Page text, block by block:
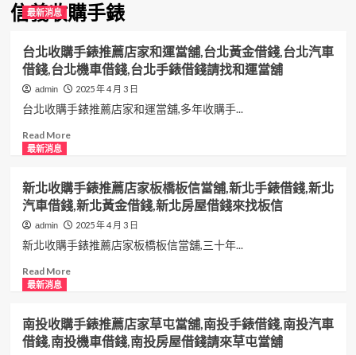
信義收購手錶
最新消息
台北收購手錶推薦店家和運當舖,台北黃金借錢,台北汽車
借錢,台北機車借錢,台北手錶借錢請找和運當舖
admin 2025 年 4 月 3 日
台北收購手錶推薦店家和運當舖,多年收購手...
Read MoreRead
台
北
收
購
手
錶
推
家
和
運
最新消息
新北收購手錶推薦店家板橋板信當舖,新北手錶借錢,新北
汽車借錢,新北黃金借錢,新北房屋借錢來找板信
admin 2025 年 4 月 3 日
新北收購手錶推薦店家板橋板信當舖,三十年...
Read MoreRead
新
北
收
最新消息
南投收購手錶推薦店家草屯當舖,南投手錶借錢,南投汽車
借錢,南投機車借錢,南投房屋借錢請來草屯當舖